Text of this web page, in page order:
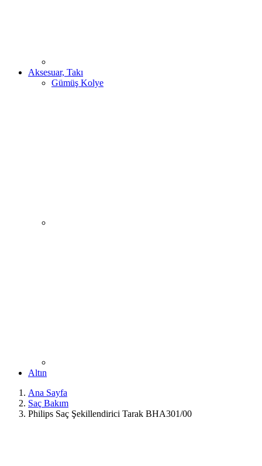
Aksesuar, Takı
Gümüş Kolye
Altın
Ana Sayfa
Saç Bakım
Philips Saç Şekillendirici Tarak BHA301/00